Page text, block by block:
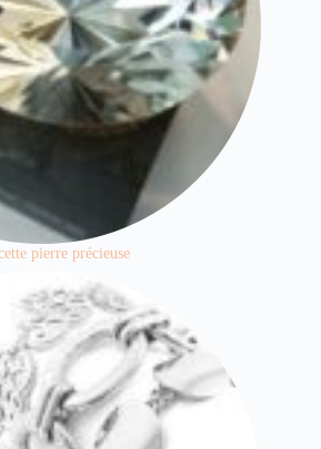
pierre précieuse